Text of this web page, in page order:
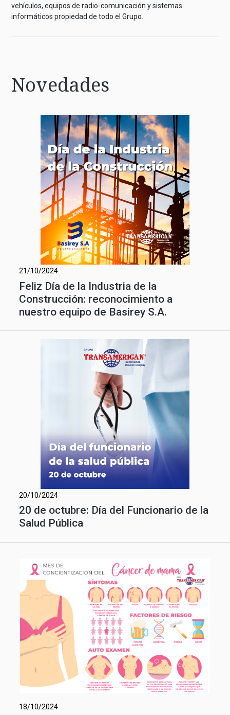
vehículos, equipos de radio-comunicación y sistemas
informáticos propiedad de todo el Grupo.
Novedades
21/10/2024
Feliz Día de la Industria de la
Construcción: reconocimiento a
nuestro equipo de Basirey S.A.
20/10/2024
20 de octubre: Día del Funcionario de la
Salud Pública
18/10/2024